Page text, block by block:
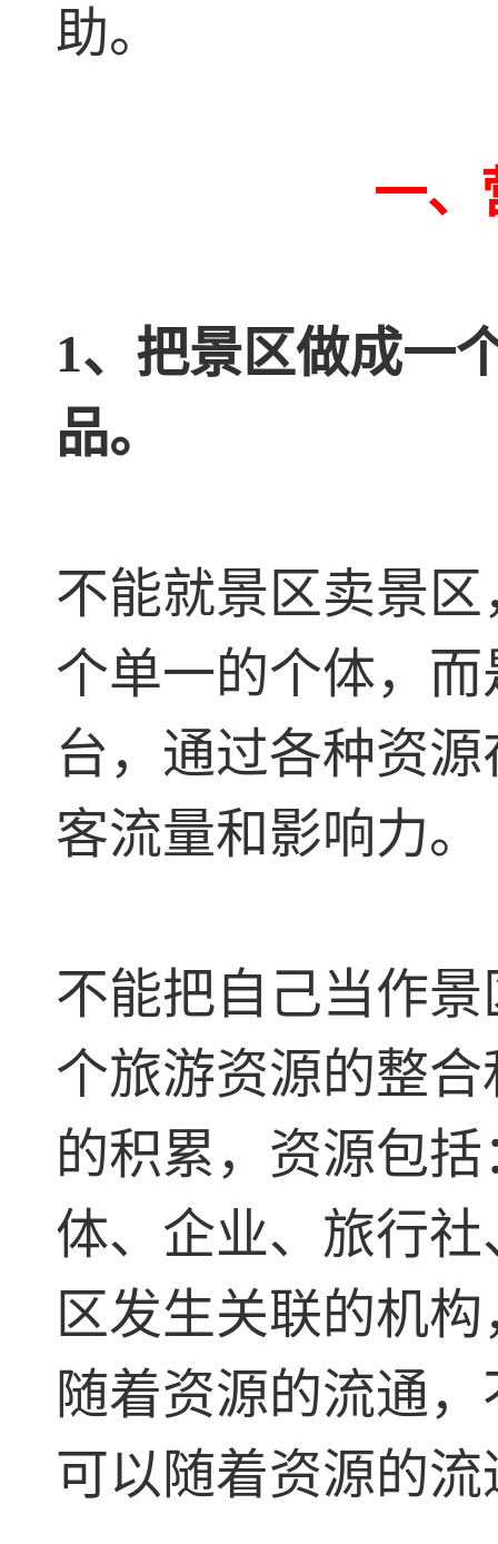
助。
一、
1、把景区做成一
品。
不能就景区卖景
个单一的个体，
台，通过各种资
客流量和影响力。
不能把自己当作
个旅游资源的整
的积累，资源包
体、企业、旅行
区发生关联的机
随着资源的流通
可以随着资源的